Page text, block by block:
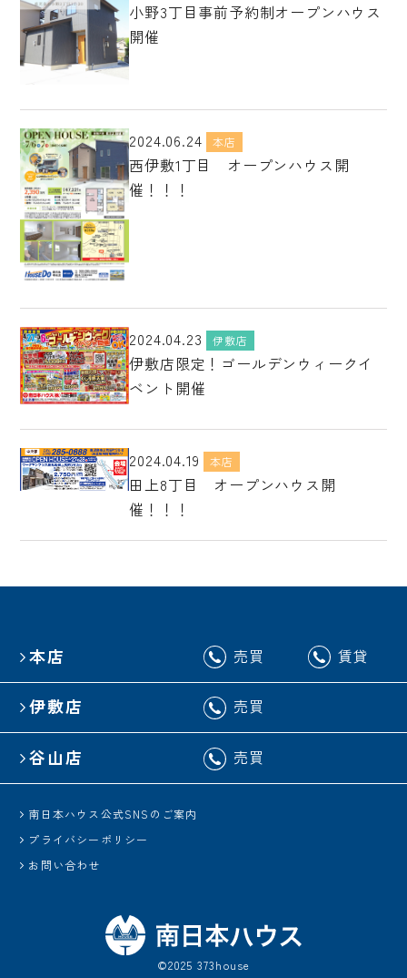
小野3丁目事前予約制オープンハウス
開催
2024.06.24 本店
西伊敷1丁目 オープンハウス開
催！！！
2024.04.23 伊敷店
伊敷店限定！ゴールデンウィークイ
ベント開催
2024.04.19 本店
田上8丁目 オープンハウス開
催！！！
本店 売買 賃貸
伊敷店 売買
谷山店 売買
南日本ハウス公式SNSのご案内
プライバシーポリシー
お問い合わせ
©2025 373house